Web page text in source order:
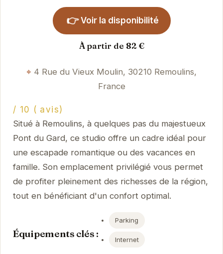
👉 Voir la disponibilité
À partir de 82 €
4 Rue du Vieux Moulin, 30210 Remoulins,
France
/ 10 ( avis)
Situé à Remoulins, à quelques pas du majestueux
Pont du Gard, ce studio offre un cadre idéal pour
une escapade romantique ou des vacances en
famille. Son emplacement privilégié vous permet
de profiter pleinement des richesses de la région,
tout en bénéficiant d'un confort optimal.
Équipements clés :
Parking
Internet